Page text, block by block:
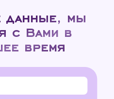
данные, мы
с Вами в
время